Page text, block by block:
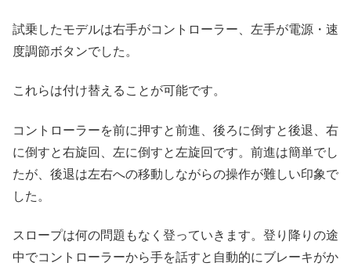
試乗したモデルは右手がコントローラー、左手が電源・速
度調節ボタンでした。
これらは付け替えることが可能です。
コントローラーを前に押すと前進、後ろに倒すと後退、右
に倒すと右旋回、左に倒すと左旋回です。前進は簡単でし
たが、後退は左右への移動しながらの操作が難しい印象で
した。
スロープは何の問題もなく登っていきます。登り降りの途
中でコントローラーから手を話すと自動的にブレーキがか